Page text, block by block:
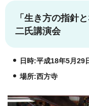
「生き方の指針
二氏講演会
日時:平成18年5月29
場所:西方寺